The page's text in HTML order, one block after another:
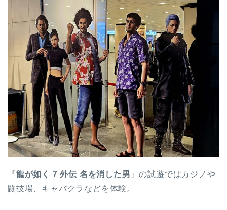
『龍が如く 7 外伝 名を消した男 』の試遊ではカジノや
闘技場、キャバクラなどを体験。